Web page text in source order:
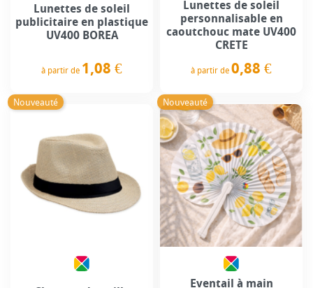
Lunettes de soleil
publicitaire en plastique
UV400 BOREA
à partir de 1,08 €
Lunettes de soleil
personnalisable en
caoutchouc mate UV400
CRETE
à partir de 0,88 €
Nouveauté Nouveauté
Eventail à main